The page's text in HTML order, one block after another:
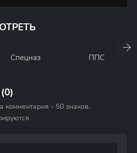
Спецназ ППС
комментария - 50 знаков.